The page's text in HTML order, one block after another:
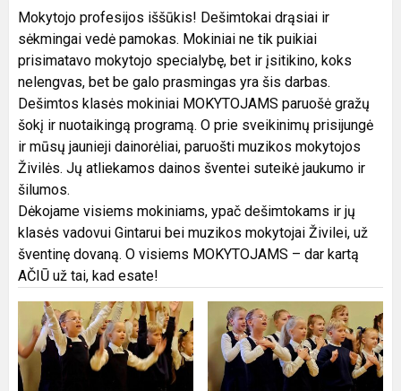
Mokytojo profesijos iššūkis! Dešimtokai drąsiai ir
sėkmingai vedė pamokas. Mokiniai ne tik puikiai
prisimatavo mokytojo specialybę, bet ir įsitikino, koks
nelengvas, bet be galo prasmingas yra šis darbas.
Dešimtos klasės mokiniai MOKYTOJAMS paruošė gražų
šokį ir nuotaikingą programą. O prie sveikinimų prisijungė
ir mūsų jaunieji dainorėliai, paruošti muzikos mokytojos
Živilės. Jų atliekamos dainos šventei suteikė jaukumo ir
šilumos.
Dėkojame visiems mokiniams, ypač dešimtokams ir jų
klasės vadovui Gintarui bei muzikos mokytojai Živilei, už
šventinę dovaną. O visiems MOKYTOJAMS – dar kartą
AČIŪ už tai, kad esate!